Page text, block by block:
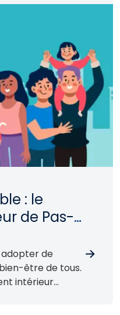
: le
de Pas-
adopter de
être de tous.
intérieur